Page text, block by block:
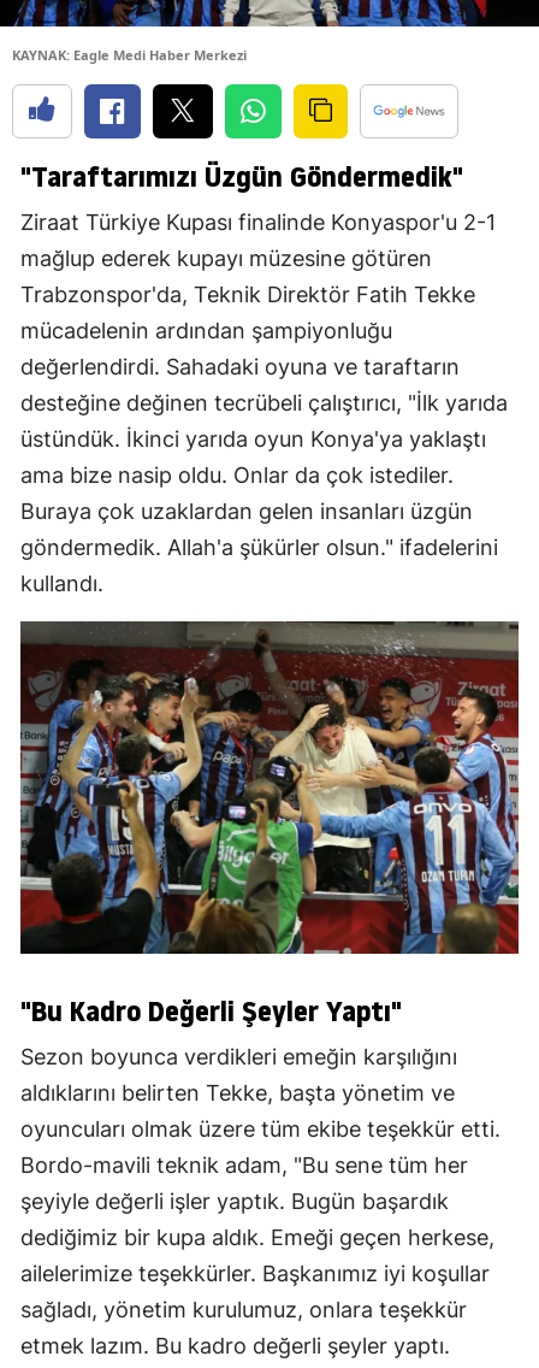
KAYNAK: Eagle Medi Haber Merkezi
"Taraftarımızı Üzgün Göndermedik"
Ziraat Türkiye Kupası finalinde Konyaspor'u 2-1
mağlup ederek kupayı müzesine götüren
Trabzonspor'da, Teknik Direktör Fatih Tekke
mücadelenin ardından şampiyonluğu
değerlendirdi. Sahadaki oyuna ve taraftarın
desteğine değinen tecrübeli çalıştırıcı, "İlk yarıda
üstündük. İkinci yarıda oyun Konya'ya yaklaştı
ama bize nasip oldu. Onlar da çok istediler.
Buraya çok uzaklardan gelen insanları üzgün
göndermedik. Allah'a şükürler olsun." ifadelerini
kullandı.
"Bu Kadro Değerli Şeyler Yaptı"
Sezon boyunca verdikleri emeğin karşılığını
aldıklarını belirten Tekke, başta yönetim ve
oyuncuları olmak üzere tüm ekibe teşekkür etti.
Bordo-mavili teknik adam, "Bu sene tüm her
şeyiyle değerli işler yaptık. Bugün başardık
dediğimiz bir kupa aldık. Emeği geçen herkese,
ailelerimize teşekkürler. Başkanımız iyi koşullar
sağladı, yönetim kurulumuz, onlara teşekkür
etmek lazım. Bu kadro değerli şeyler yaptı.